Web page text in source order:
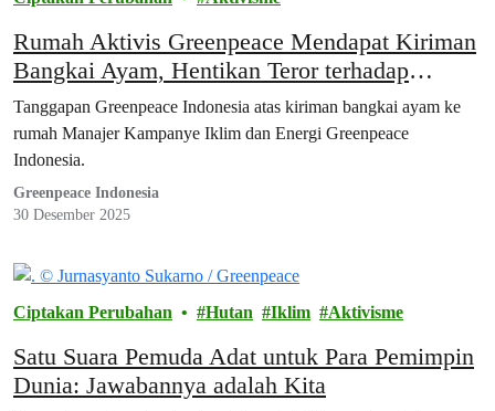
Rumah Aktivis Greenpeace Mendapat Kiriman
Bangkai Ayam, Hentikan Teror terhadap
Masyarakat Sipil!
Tanggapan Greenpeace Indonesia atas kiriman bangkai ayam ke
rumah Manajer Kampanye Iklim dan Energi Greenpeace
Indonesia.
Greenpeace Indonesia
30 Desember 2025
Ciptakan Perubahan Hutan Iklim Aktivisme
Satu Suara Pemuda Adat untuk Para Pemimpin
Dunia: Jawabannya adalah Kita